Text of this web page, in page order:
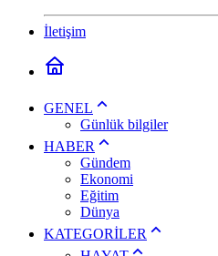
İletişim
GENEL
Günlük bilgiler
HABER
Gündem
Ekonomi
Eğitim
Dünya
KATEGORİLER